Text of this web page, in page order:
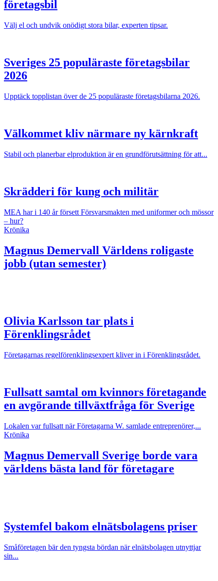
företagsbil
Välj el och undvik onödigt stora bilar, experten tipsar.
Sveriges 25 populäraste företagsbilar
2026
Upptäck topplistan över de 25 populäraste företagsbilarna 2026.
Välkommet kliv närmare ny kärnkraft
Stabil och planerbar elproduktion är en grundförutsättning för att...
Skrädderi för kung och militär
MEA har i 140 år försett Försvarsmakten med uniformer och mössor
– hur?
Krönika
Magnus Demervall Världens roligaste
jobb (utan semester)
Olivia Karlsson tar plats i
Förenklingsrådet
Företagarnas regelförenklingsexpert kliver in i Förenklingsrådet.
Fullsatt samtal om kvinnors företagande
en avgörande tillväxtfråga för Sverige
Lokalen var fullsatt när Företagarna W. samlade entreprenörer,...
Krönika
Magnus Demervall Sverige borde vara
världens bästa land för företagare
Systemfel bakom elnätsbolagens priser
Småföretagen bär den tyngsta bördan när elnätsbolagen utnyttjar
sin...